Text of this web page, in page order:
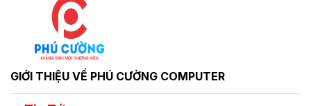
GIỚI THIỆU VỀ PHÚ CƯỜNG COMPUTER